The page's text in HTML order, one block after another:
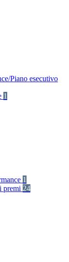
Piano esecutivo
1
1
premi 24